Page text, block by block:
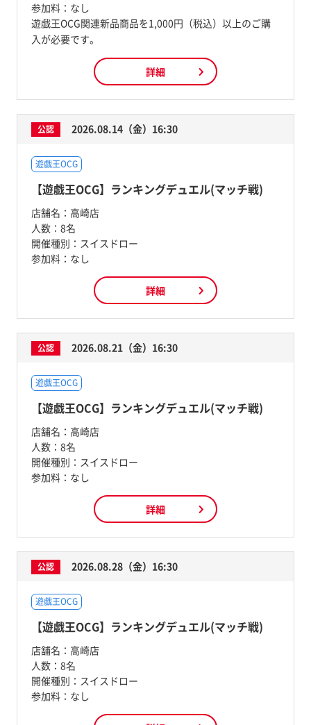
参加料： なし
遊戯王OCG関連新品商品を1,000円（税込）以上のご購
入が必要です。
詳細
公認 2026.08.14（金）16:30
遊戯王OCG
【遊戯王OCG】ランキングデュエル(マッチ戦)
店舗名： 高崎店
人数： 8名
開催種別： スイスドロー
参加料： なし
詳細
公認 2026.08.21（金）16:30
遊戯王OCG
【遊戯王OCG】ランキングデュエル(マッチ戦)
店舗名： 高崎店
人数： 8名
開催種別： スイスドロー
参加料： なし
詳細
公認 2026.08.28（金）16:30
遊戯王OCG
【遊戯王OCG】ランキングデュエル(マッチ戦)
店舗名： 高崎店
人数： 8名
開催種別： スイスドロー
参加料： なし